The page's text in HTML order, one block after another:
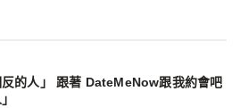
的人」 跟著 DateMeNow跟我約會吧